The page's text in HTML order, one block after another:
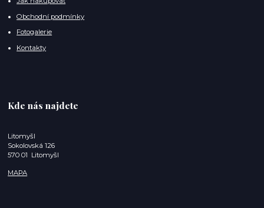
Obchodní podmínky
Fotogalerie
Kontakty
Kde nás najdete
Litomyšl
Sokolovská 126
570 01 Litomyšl
MAPA